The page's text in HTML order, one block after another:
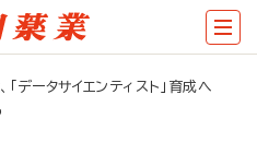
「データサイエンティスト」育成へ